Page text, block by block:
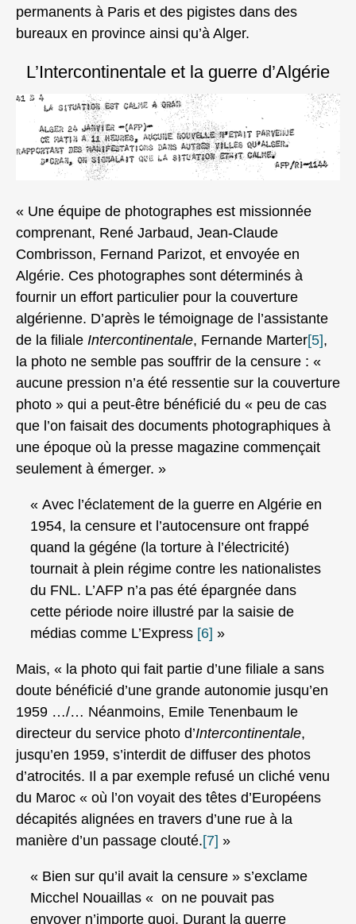
permanents à Paris et des pigistes dans des
bureaux en province ainsi qu’à Alger.
L’Intercontinentale et la guerre d’Algérie
« Une équipe de photographes est missionnée
comprenant, René Jarbaud, Jean-Claude
Combrisson, Fernand Parizot, et envoyée en
Algérie. Ces photographes sont déterminés à
fournir un effort particulier pour la couverture
algérienne. D’après le témoignage de l’assistante
de la filiale Intercontinentale, Fernande Marter[5],
la photo ne semble pas souffrir de la censure : «
aucune pression n’a été ressentie sur la couverture
photo » qui a peut-être bénéficié du « peu de cas
que l’on faisait des documents photographiques à
une époque où la presse magazine commençait
seulement à émerger. »
« Avec l’éclatement de la guerre en Algérie en
1954, la censure et l’autocensure ont frappé
quand la gégéne (la torture à l’électricité)
tournait à plein régime contre les nationalistes
du FNL. L’AFP n’a pas été épargnée dans
cette période noire illustré par la saisie de
médias comme L’Express [6] »
Mais, « la photo qui fait partie d’une filiale a sans
doute bénéficié d’une grande autonomie jusqu’en
1959 …/… Néanmoins, Emile Tenenbaum le
directeur du service photo d’Intercontinentale,
jusqu’en 1959, s’interdit de diffuser des photos
d’atrocités. Il a par exemple refusé un cliché venu
du Maroc « où l’on voyait des têtes d’Européens
décapités alignées en travers d’une rue à la
manière d’un passage clouté.[7] »
« Bien sur qu’il avait la censure » s’exclame
Micchel Nouaillas « on ne pouvait pas
envoyer n’importe quoi. Durant la guerre